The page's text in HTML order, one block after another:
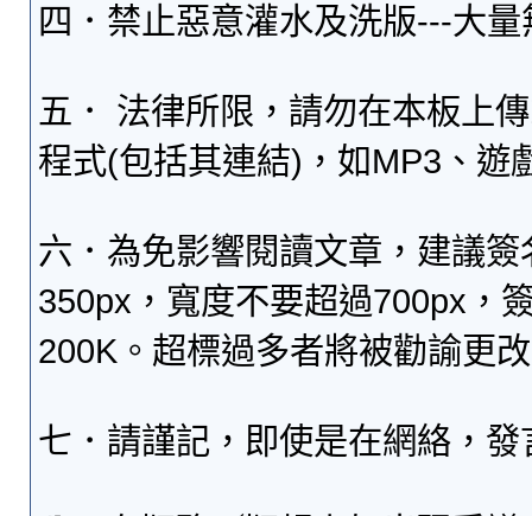
四．禁止惡意灌水及洗版---大
五． 法律所限，請勿在本板上
程式(包括其連結)，如MP3、遊
六．為免影響閱讀文章，建議
350px，寬度不要超過700px，
200K。超標過多者將被勸諭更
七．請謹記，即使是在網絡，